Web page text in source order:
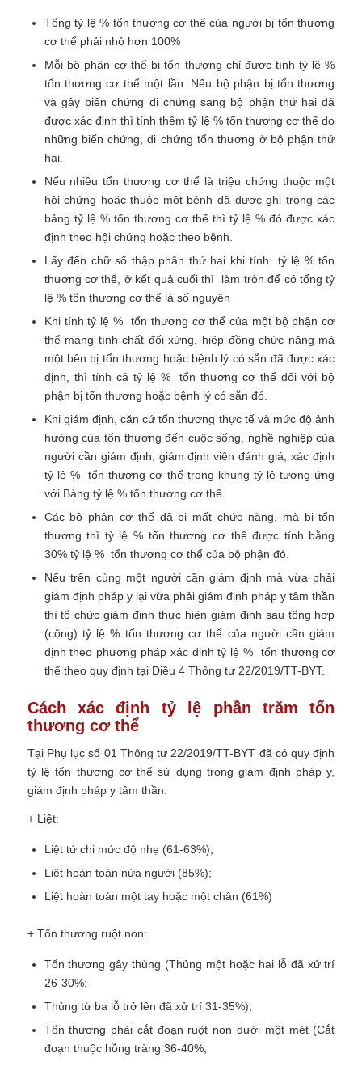
Tổng tỷ lệ % tổn thương cơ thể của người bị tổn thương
cơ thể phải nhỏ hơn 100%
Mỗi bộ phận cơ thể bị tổn thương chỉ được tính tỷ lệ %
tổn thương cơ thể một lần. Nếu bộ phận bị tổn thương
và gây biến chứng di chứng sang bộ phận thứ hai đã
được xác định thì tính thêm tỷ lệ % tổn thương cơ thể do
những biến chứng, di chứng tổn thương ở bộ phận thứ
hai.
Nếu nhiều tổn thương cơ thể là triệu chứng thuộc một
hội chứng hoặc thuộc một bệnh đã được ghi trong các
bảng tỷ lệ % tổn thương cơ thể thì tỷ lệ % đó được xác
định theo hội chứng hoặc theo bệnh.
Lấy đến chữ số thập phân thứ hai khi tính tỷ lệ % tổn
thương cơ thể, ở kết quả cuối thì làm tròn để có tổng tỷ
lệ % tổn thương cơ thể là số nguyên
Khi tính tỷ lệ % tổn thương cơ thể của một bộ phận cơ
thể mang tính chất đối xứng, hiệp đồng chức năng mà
một bên bị tổn thương hoặc bệnh lý có sẵn đã được xác
định, thì tính cả tỷ lệ % tổn thương cơ thể đối với bộ
phận bị tổn thương hoặc bệnh lý có sẵn đó.
Khi giám định, căn cứ tổn thương thực tế và mức độ ảnh
hưởng của tổn thương đến cuộc sống, nghề nghiệp của
người cần giám định, giám định viên đánh giá, xác định
tỷ lệ % tổn thương cơ thể trong khung tỷ lệ tương ứng
với Bảng tỷ lệ % tổn thương cơ thể.
Các bộ phận cơ thể đã bị mất chức năng, mà bị tổn
thương thì tỷ lệ % tổn thương cơ thể được tính bằng
30% tỷ lệ % tổn thương cơ thể của bộ phận đó.
Nếu trên cùng một người cần giám định mà vừa phải
giám định pháp y lại vừa phải giám định pháp y tâm thần
thì tổ chức giám định thực hiện giám định sau tổng hợp
(cộng) tỷ lệ % tổn thương cơ thể của người cần giám
định theo phương pháp xác định tỷ lệ % tổn thương cơ
thể theo quy định tại Điều 4 Thông tư 22/2019/TT-BYT.
Cách xác định tỷ lệ phần trăm tổn
thương cơ thể
Tại Phụ lục số 01 Thông tư 22/2019/TT-BYT đã có quy định
tỷ lệ tổn thương cơ thể sử dụng trong giám định pháp y,
giám định pháp y tâm thần:
+ Liệt:
Liệt tứ chi mức độ nhẹ (61-63%);
Liệt hoàn toàn nửa người (85%);
Liệt hoàn toàn một tay hoặc một chân (61%)
+ Tổn thương ruột non:
Tổn thương gây thủng (Thủng một hoặc hai lỗ đã xử trí
26-30%;
Thủng từ ba lỗ trở lên đã xử trí 31-35%);
Tổn thương phải cắt đoạn ruột non dưới một mét (Cắt
đoạn thuộc hỗng tràng 36-40%;